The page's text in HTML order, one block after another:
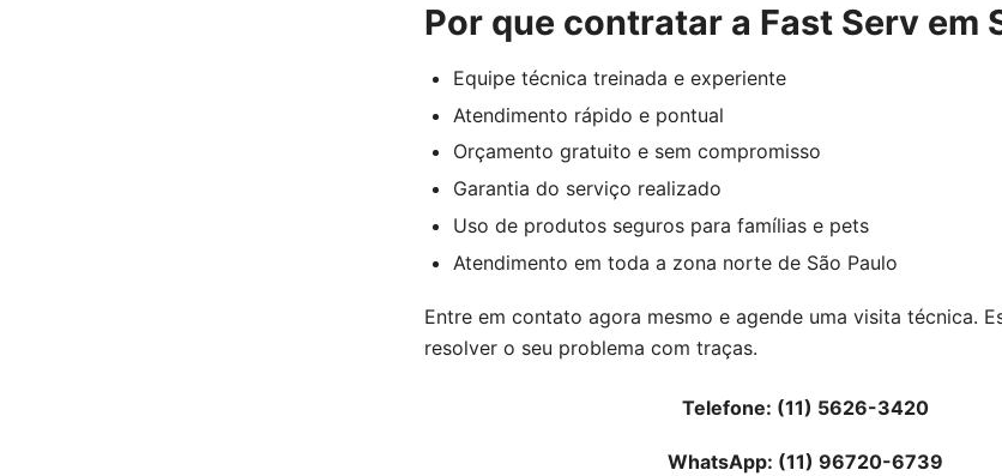
Por que contratar a Fast Serv em
Equipe técnica treinada e experiente
Atendimento rápido e pontual
Orçamento gratuito e sem compromisso
Garantia do serviço realizado
Uso de produtos seguros para famílias e pets
Atendimento em toda a zona norte de São Paulo
Entre em contato agora mesmo e agende uma visita técnica.
resolver o seu problema com traças.
Telefone: (11) 5626-3420
WhatsApp: (11) 96720-6739